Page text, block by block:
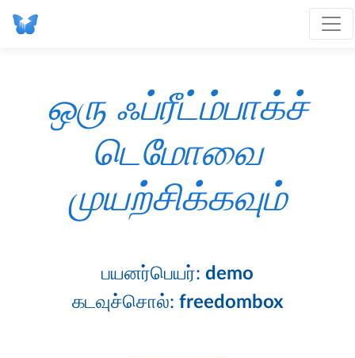
ஒரு ஃப்ரீட்ம்பாக்ச்
டெமோவை
முயற்சிக்கவும்
பயனர்பெயர்: demo
கடவுச்சொல்: freedombox